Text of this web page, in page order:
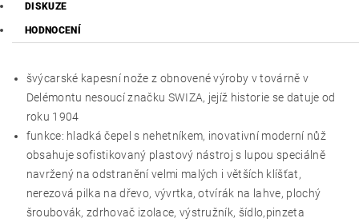
DISKUZE
HODNOCENÍ
švýcarské kapesní nože z obnovené výroby v továrně v
Delémontu nesoucí značku SWIZA, jejíž historie se datuje od
roku 1904
funkce: hladká čepel s nehetníkem, inovativní moderní nůž
obsahuje sofistikovaný plastový nástroj s lupou speciálně
navržený na odstranění velmi malých i větších klíšťat,
nerezová pilka na dřevo, vývrtka, otvírák na lahve, plochý
šroubovák, zdrhovač izolace, výstružník, šídlo,pinzeta